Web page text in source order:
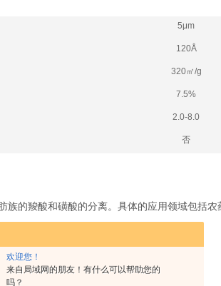
欢迎您！
来自局域网的朋友！有什么可以帮助您的
吗？
5μm
120Å
320㎡/g
7.5%
2.0-8.0
否
族的羧酸和磺酸的分离。具体的应用领域包括